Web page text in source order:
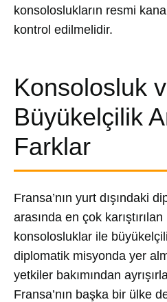
konsoloslukların resmi
kontrol edilmelidir.
Konsolosluk
Büyükelçilik
Farklar
Fransa’nın yurt dışındaki
arasında en çok
konsolosluklar ile
diplomatik misyonda yer
yetkiler bakımından
Fransa’nın başka bir ülke